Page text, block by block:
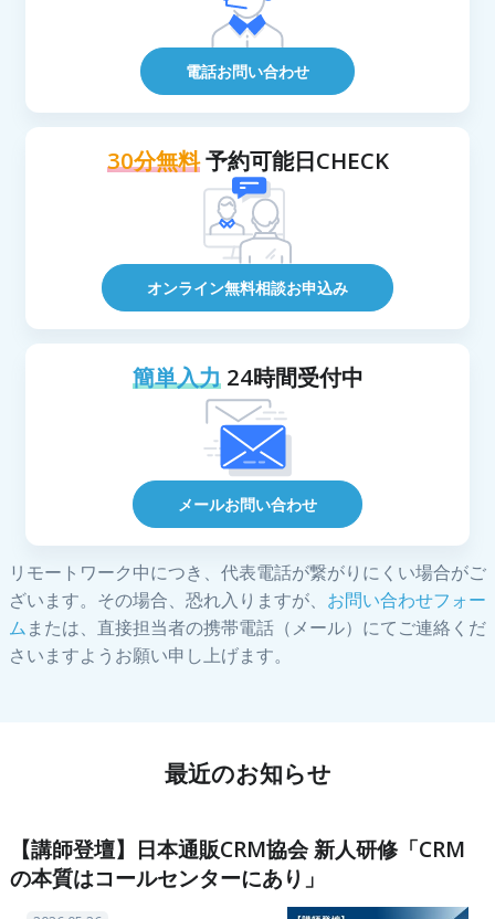
電話お問い合わせ
30分無料予約可能日CHECK
オンライン無料相談お申込み
簡単入力24時間受付中
メールお問い合わせ
リモートワーク中につき、代表電話が繋がりにくい場合がご
ざいます。その場合、恐れ入りますが、 お問い合わせフォー
ムまたは、直接担当者の携帯電話（メール）にてご連絡くだ
さいますようお願い申し上げます。
最近のお知らせ
【講師登壇】日本通販CRM協会 新人研修「CRM
の本質はコールセンターにあり」